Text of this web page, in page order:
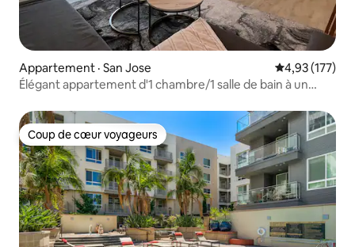
Appartement · San Jose Note
4,93 (177)
Élégant appartement d'1 chambre/1 salle de bain à un
Coup de cœur voyageurs
Coup de cœur voyageurs